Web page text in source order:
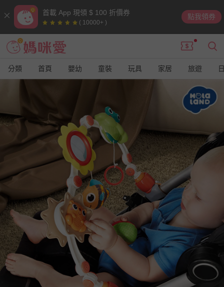
首載 App 現領 $ 100 折價券
( 10000+ )
點我領券
分類 首頁 嬰幼 童裝 玩具 家居 旅遊